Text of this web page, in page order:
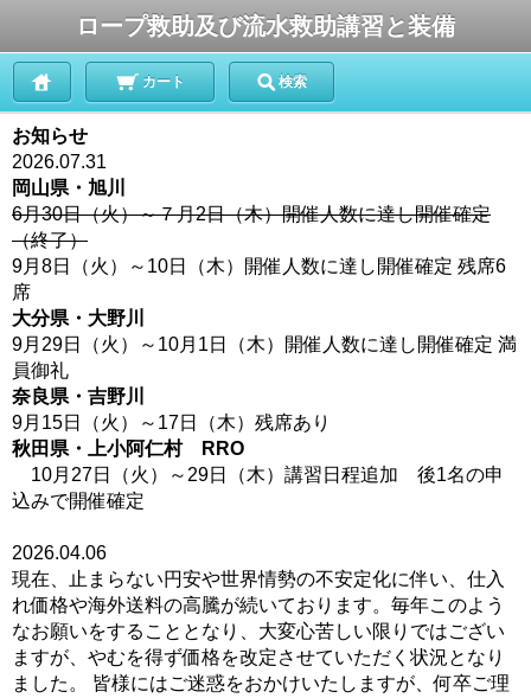
ロープ救助及び流水救助講習と装備
カート 検索
お知らせ
2026.07.31
岡山県・旭川
6月30日（火）～７月2日（木）開催人数に達し開催確定
（終了）
9月8日（火）～10日（木）開催人数に達し開催確定 残席6
席
大分県・大野川
9月29日（火）～10月1日（木）開催人数に達し開催確定 満
員御礼
奈良県・吉野川
9月15日（火）～17日（木）残席あり
秋田県・上小阿仁村 RRO
10月27日（火）～29日（木）講習日程追加 後1名の申
込みで開催確定
2026.04.06
現在、止まらない円安や世界情勢の不安定化に伴い、仕入
れ価格や海外送料の高騰が続いております。毎年このよう
なお願いをすることとなり、大変心苦しい限りではござい
ますが、やむを得ず価格を改定させていただく状況となり
ました。 皆様にはご迷惑をおかけいたしますが、何卒ご理